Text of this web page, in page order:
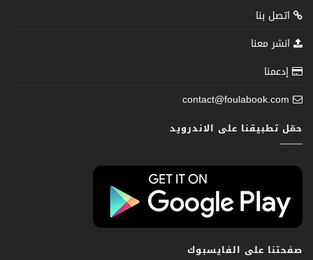
اتصل بنا
انشر معنا
إدعمنا
contact@foulabook.com
حمّل تطبيقنا على الاندرويد
صفحتنا على الفايسبوك